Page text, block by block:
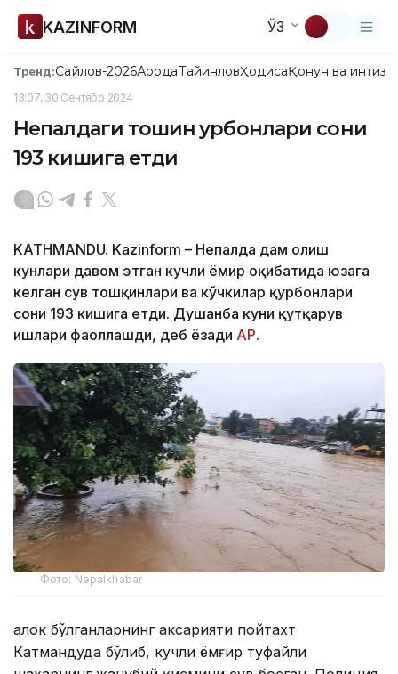
KAZINFORM ЎЗ
Тренд:Сайлов-2026АқордаТайинловҲодисаҚонун ва
13:07, 30 Сентябр 2024
Непалдаги тошқин қурбонлари сони
193 кишига етди
KATHMANDU. Kazinform – Непалда дам олиш
кунлари давом этган кучли ёмғир оқибатида юзага
келган сув тошқинлари ва кўчкилар қурбонлари
сони 193 кишига етди. Душанба куни қутқарув
ишлари фаоллашди, деб ёзади АР.
Фото: Nepalkhabar
Ҳалок бўлганларнинг аксарияти пойтахт
Катмандуда бўлиб, кучли ёмғир туфайли